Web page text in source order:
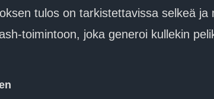
tulos on tarkistettavissa selkeä
toimintoon, joka generoi kullekin